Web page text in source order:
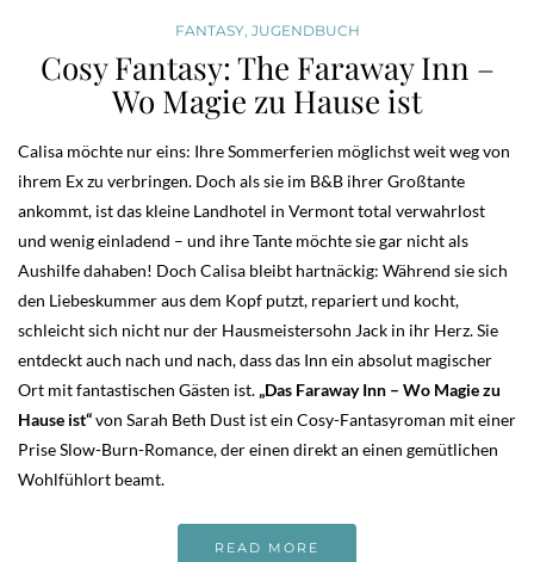
FANTASY, JUGENDBUCH
Cosy Fantasy: The Faraway Inn –
Wo Magie zu Hause ist
Calisa möchte nur eins: Ihre Sommerferien möglichst weit weg von
ihrem Ex zu verbringen. Doch als sie im B&B ihrer Großtante
ankommt, ist das kleine Landhotel in Vermont total verwahrlost
und wenig einladend – und ihre Tante möchte sie gar nicht als
Aushilfe dahaben! Doch Calisa bleibt hartnäckig: Während sie sich
den Liebeskummer aus dem Kopf putzt, repariert und kocht,
schleicht sich nicht nur der Hausmeistersohn Jack in ihr Herz. Sie
entdeckt auch nach und nach, dass das Inn ein absolut magischer
Ort mit fantastischen Gästen ist. „Das Faraway Inn – Wo Magie zu
Hause ist“von Sarah Beth Dust ist ein Cosy-Fantasyroman mit einer
Prise Slow-Burn-Romance, der einen direkt an einen gemütlichen
Wohlfühlort beamt.
READ MORE